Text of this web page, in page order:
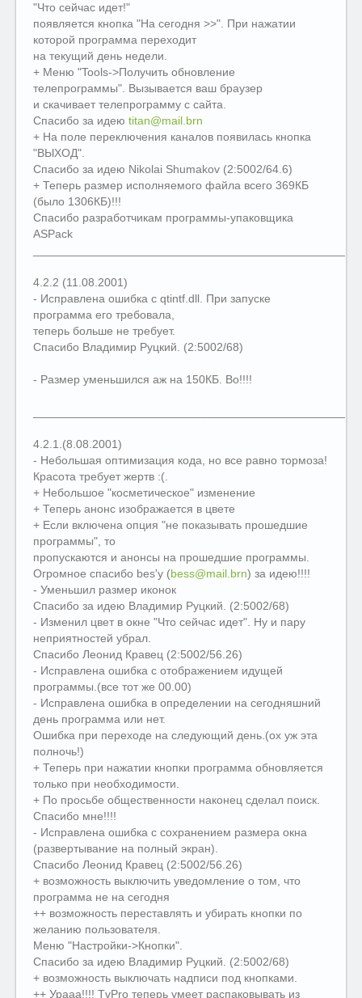
"Что сейчас идет!"
появляется кнопка "На сегодня >>". При нажатии
которой программа переходит
на текущий день недели.
+ Меню "Tools->Получить обновление
телепрограммы". Вызывается ваш браузер
и скачивает телепрограмму с сайта.
Спасибо за идею titan@mail.brn
+ На поле переключения каналов появилась кнопка
"ВЫХОД".
Спасибо за идею Nikolai Shumakov (2:5002/64.6)
+ Теперь размер исполняемого файла всего 369КБ
(было 1306КБ)!!!
Спасибо разработчикам программы-упаковщика
ASPack
4.2.2 (11.08.2001)
- Исправлена ошибка с qtintf.dll. При запуске
программа его требовала,
теперь больше не требует.
Спасибо Владимиp Рyцкий. (2:5002/68)
- Размер уменьшился аж на 150КБ. Во!!!!
4.2.1.(8.08.2001)
- Небольшая оптимизация кода, но все равно тормоза!
Красота требует жертв :(.
+ Небольшое "косметическое" изменение
+ Теперь анонс изображается в цвете
+ Если включена опция "не показывать прошедшие
программы", то
пропускаются и анонсы на прошедшие программы.
Огромное спасибо bes'у (bess@mail.brn) за идею!!!!
- Уменьшил размер иконок
Спасибо за идею Владимиp Рyцкий. (2:5002/68)
- Изменил цвет в окне "Что сейчас идет". Ну и пару
неприятностей убрал.
Спасибо Леонид Кравец (2:5002/56.26)
- Исправлена ошибка с отображением идущей
программы.(все тот же 00.00)
- Исправлена ошибка в определении на сегодняшний
день программа или нет.
Ошибка при переходе на следующий день.(ох уж эта
полночь!)
+ Теперь при нажатии кнопки программа обновляется
только при необходимости.
+ По просьбе общественности наконец сделал поиск.
Спасибо мне!!!!
- Исправлена ошибка с сохранением размера окна
(развертывание на полный экран).
Спасибо Леонид Кравец (2:5002/56.26)
+ возможность выключить уведомление о том, что
программа не на сегодня
++ возможность переставлять и убирать кнопки по
желанию пользователя.
Меню "Настройки->Кнопки".
Спасибо за идею Владимиp Рyцкий. (2:5002/68)
+ возможность выключать надписи под кнопками.
++ Урааа!!!! TvPro теперь умеет распаковывать из